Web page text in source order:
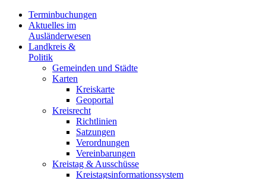
Terminbuchungen
Aktuelles im
Ausländerwesen
Landkreis &
Politik
Gemeinden und Städte
Karten
Kreiskarte
Geoportal
Kreisrecht
Richtlinien
Satzungen
Verordnungen
Vereinbarungen
Kreistag & Ausschüsse
Kreistagsinformationssystem